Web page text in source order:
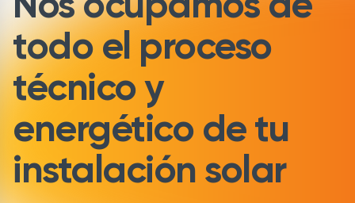
todo el proceso
técnico y
energético de tu
instalación solar